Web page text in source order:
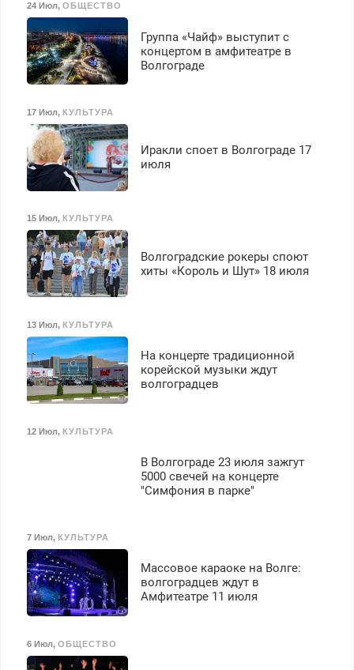
24 Июл, ОБЩЕСТВО
Группа «Чайф» выступит с
концертом в амфитеатре в
Волгограде
17 Июл, КУЛЬТУРА
Иракли споет в Волгограде 17
июля
15 Июл, КУЛЬТУРА
Волгоградские рокеры споют
хиты «Король и Шут» 18 июля
13 Июл, КУЛЬТУРА
На концерте традиционной
корейской музыки ждут
волгоградцев
12 Июл, КУЛЬТУРА
В Волгограде 23 июля зажгут
5000 свечей на концерте
"Симфония в парке"
7 Июл, КУЛЬТУРА
Массовое караоке на Волге:
волгоградцев ждут в
Амфитеатре 11 июля
6 Июл, ОБЩЕСТВО